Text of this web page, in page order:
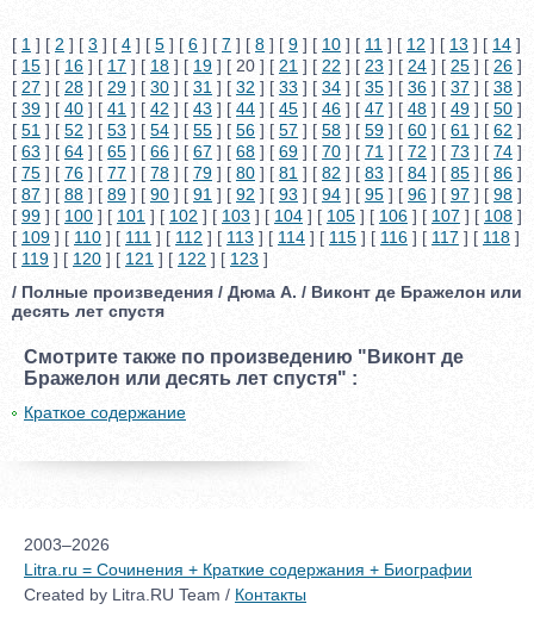
[ 1 ] [ 2 ] [ 3 ] [ 4 ] [ 5 ] [ 6 ] [ 7 ] [ 8 ] [ 9 ] [ 10 ] [ 11 ] [ 12 ] [ 13 ] [ 14 ]
[ 15 ] [ 16 ] [ 17 ] [ 18 ] [ 19 ] [ 20 ] [ 21 ] [ 22 ] [ 23 ] [ 24 ] [ 25 ] [ 26 ]
[ 27 ] [ 28 ] [ 29 ] [ 30 ] [ 31 ] [ 32 ] [ 33 ] [ 34 ] [ 35 ] [ 36 ] [ 37 ] [ 38 ]
[ 39 ] [ 40 ] [ 41 ] [ 42 ] [ 43 ] [ 44 ] [ 45 ] [ 46 ] [ 47 ] [ 48 ] [ 49 ] [ 50 ]
[ 51 ] [ 52 ] [ 53 ] [ 54 ] [ 55 ] [ 56 ] [ 57 ] [ 58 ] [ 59 ] [ 60 ] [ 61 ] [ 62 ]
[ 63 ] [ 64 ] [ 65 ] [ 66 ] [ 67 ] [ 68 ] [ 69 ] [ 70 ] [ 71 ] [ 72 ] [ 73 ] [ 74 ]
[ 75 ] [ 76 ] [ 77 ] [ 78 ] [ 79 ] [ 80 ] [ 81 ] [ 82 ] [ 83 ] [ 84 ] [ 85 ] [ 86 ]
[ 87 ] [ 88 ] [ 89 ] [ 90 ] [ 91 ] [ 92 ] [ 93 ] [ 94 ] [ 95 ] [ 96 ] [ 97 ] [ 98 ]
[ 99 ] [ 100 ] [ 101 ] [ 102 ] [ 103 ] [ 104 ] [ 105 ] [ 106 ] [ 107 ] [ 108 ]
[ 109 ] [ 110 ] [ 111 ] [ 112 ] [ 113 ] [ 114 ] [ 115 ] [ 116 ] [ 117 ] [ 118 ]
[ 119 ] [ 120 ] [ 121 ] [ 122 ] [ 123 ]
/ Полные произведения / Дюма А. / Виконт де Бражелон или
десять лет спустя
Смотрите также по произведению "Виконт де
Бражелон или десять лет спустя" :
Краткое содержание
2003–2026
Litra.ru = Сочинения + Краткие содержания + Биографии
Created by Litra.RU Team / Контакты